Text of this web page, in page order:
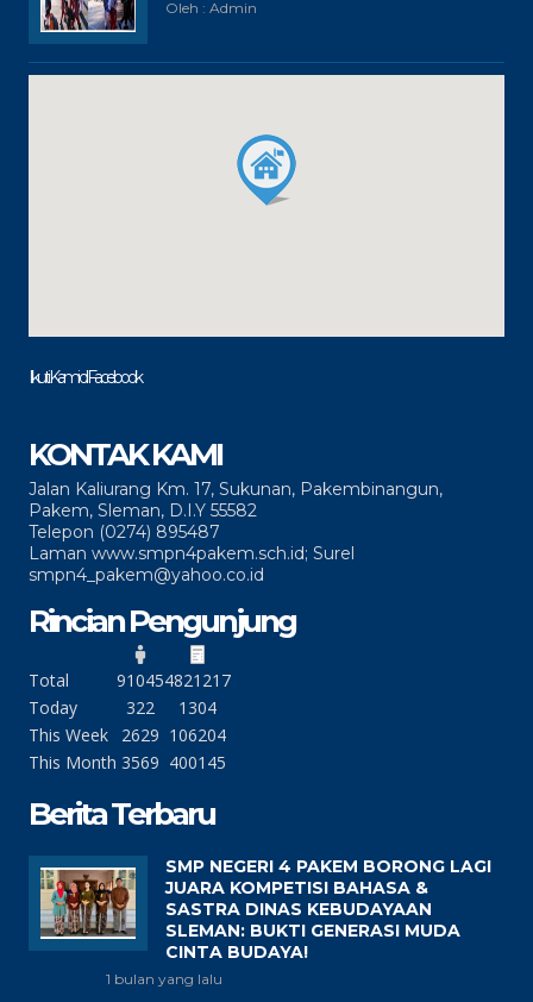
Oleh : Admin
Ikuti Kami di Facebook
KONTAK KAMI
Jalan Kaliurang Km. 17, Sukunan, Pakembinangun,
Pakem, Sleman, D.I.Y 55582
Telepon (0274) 895487
Laman www.smpn4pakem.sch.id; Surel
smpn4_pakem@yahoo.co.id
Rincian Pengunjung
Total 910454821217
Today
322
1304
This Week
2629 106204
This Month 3569 400145
Berita Terbaru
SMP NEGERI 4 PAKEM BORONG LAGI
JUARA KOMPETISI BAHASA &
SASTRA DINAS KEBUDAYAAN
SLEMAN: BUKTI GENERASI MUDA
CINTA BUDAYA!
1 bulan yang lalu